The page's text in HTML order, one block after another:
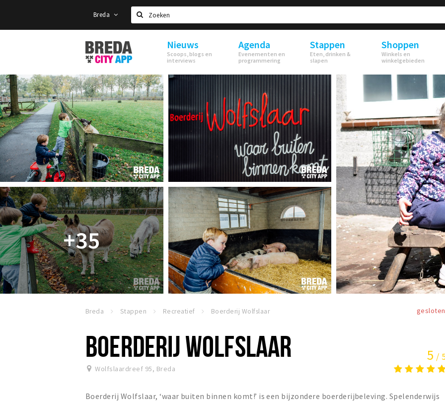
Breda
Zoeken
Stappen
&
Shoppen
Breda
Nieuws
Scoops, blogs en
interviews
Agenda
Evenementen en
programmering
Stappen
Eten, drinken &
slapen
Shoppen
Winkels en
winkelgebieden
+35
Breda Stappen Recreatief Boerderij Wolfslaar gesloten
BOERDERIJ WOLFSLAAR
Wolfslaardreef 95, Breda
5 /
Boerderij Wolfslaar, ‘waar buiten binnen komt!’ is een bijzondere boerderijbeleving. Spelenderwijs